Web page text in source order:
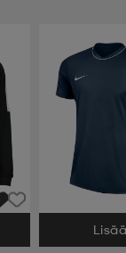
Valitse Koko